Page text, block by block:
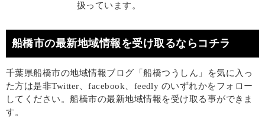
扱っています。
船橋市の最新地域情報を受け取るならコチラ
千葉県船橋市の地域情報ブログ「船橋つうしん」を気に入っ
た方は是非Twitter、facebook、feedly のいずれかをフォロー
してください。船橋市の最新地域情報を受け取る事ができま
す。